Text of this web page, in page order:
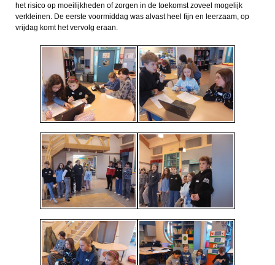
het risico op moeilijkheden of zorgen in de toekomst zoveel mogelijk
verkleinen. De eerste voormiddag was alvast heel fijn en leerzaam, op
vrijdag komt het vervolg eraan.